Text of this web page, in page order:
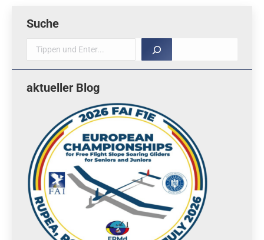
Suche
Suche
aktueller Blog